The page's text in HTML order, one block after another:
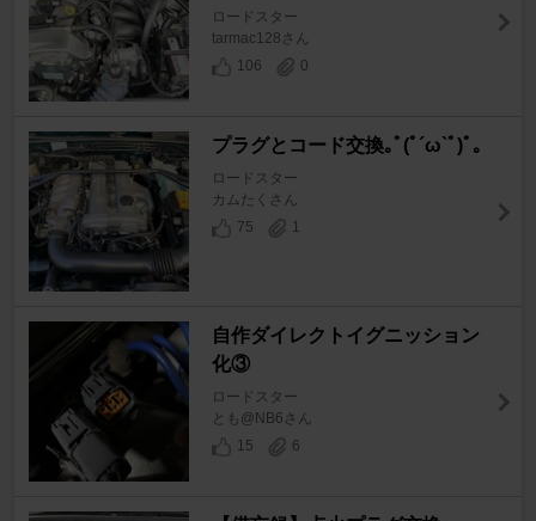
ロードスター
tarmac128さん
106
0
プラグとコード交換｡ﾟ(ﾟ´ω`ﾟ)ﾟ｡
ロードスター
カムたくさん
75
1
自作ダイレクトイグニッション
化③
ロードスター
とも@NB6さん
15
6